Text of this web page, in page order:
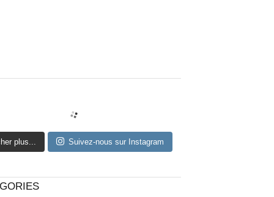
plus... Suivez-nous sur Instagram